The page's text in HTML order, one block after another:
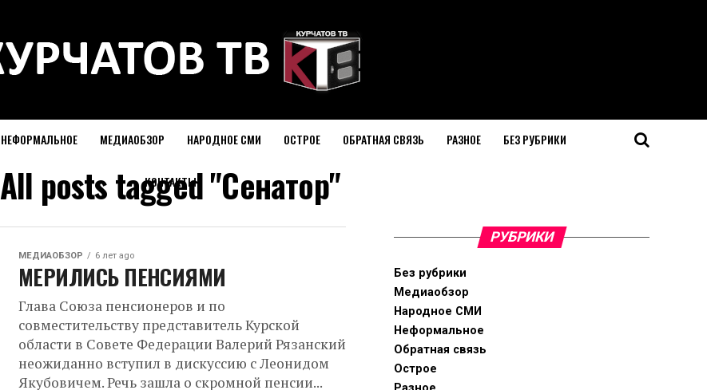
НЕФОРМАЛЬНОЕ МЕДИАОБЗОР НАРОДНОЕ СМИ ОСТРОЕ ОБРАТНАЯ СВЯЗЬ РАЗНОЕ БЕЗ РУБРИКИ
КОНТАКТЫ
All posts tagged "Сенатор"
МЕДИАОБЗОР 6 лет ago
МЕРИЛИСЬ ПЕНСИЯМИ
Глава Союза пенсионеров и по
совместительству представитель Курской
области в Совете Федерации Валерий Рязанский
неожиданно вступил в дискуссию с Леонидом
Якубовичем. Речь зашла о скромной пенсии...
РУБРИКИ
Без рубрики
Медиаобзор
Народное СМИ
Неформальное
Обратная связь
Острое